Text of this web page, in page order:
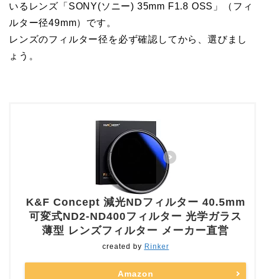
いるレンズ「SONY(ソニー) 35mm F1.8 OSS」（フィ
ルター径49mm）です。
レンズのフィルター径を必ず確認してから、選びまし
ょう。
K&F Concept 減光NDフィルター 40.5mm
可変式ND2-ND400フィルター 光学ガラス
薄型 レンズフィルター メーカー直営
created by Rinker
Amazon